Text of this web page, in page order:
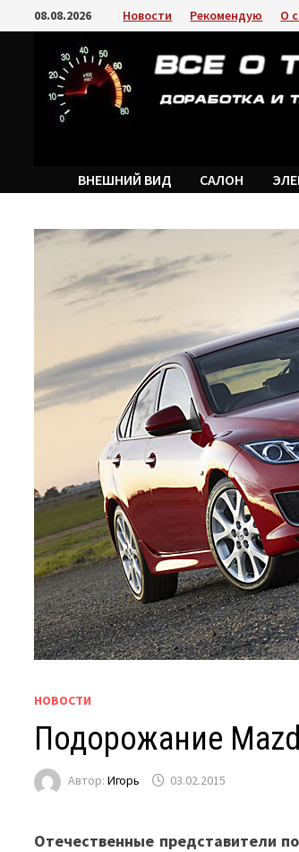
Перейти
к
содержимому
08.08.2026 Новости Рекомендую О
ВНЕШНИЙ ВИД САЛОН
НОВОСТИ
Подорожание
Автор:Игорь 03.02.2015
Отечественные представители